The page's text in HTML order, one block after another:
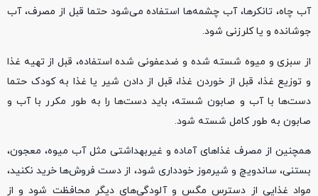
آب چاه، تانکرها، آب چشمه‌ها استفاده می‌شود حتما قبل از مصرف، آب
جوشانده و یا کلرزنی شود.
از سبزی و میوه شسته شده و ضدعفونی شده استفاده، قبل از تهیه غذا
و توزیع غذا، قبل از خوردن غذا، قبل از دادن شیر یا غذا به کودک حتما
دست‌ها با آب و صابون شسته، باید دست‌ها را به طور مکرر با آب و
صابون به طور کامل شسته شود.
همچنین از مصرف غذا‌های آماده و غیربهداشتی مثل آب میوه، معجون،
بستنی، ساندویچ و شیرموز خودداری شود، از دست فروش‌ها خرید نکنید،
مواد غذایی از دسترس مگس و آلودگی‌های دیگر محافظت شود و از